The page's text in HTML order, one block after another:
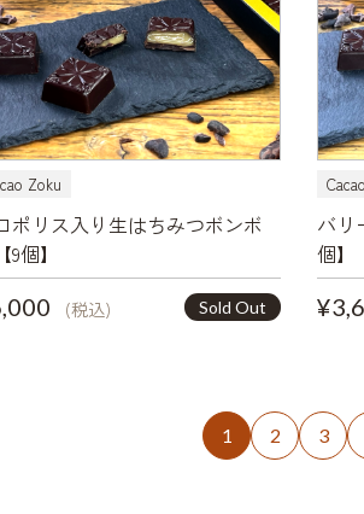
Zoku
ポリス入り生はちみつボンボ
9個】
(税込) Sold Out
バリ
個】
1 2 3